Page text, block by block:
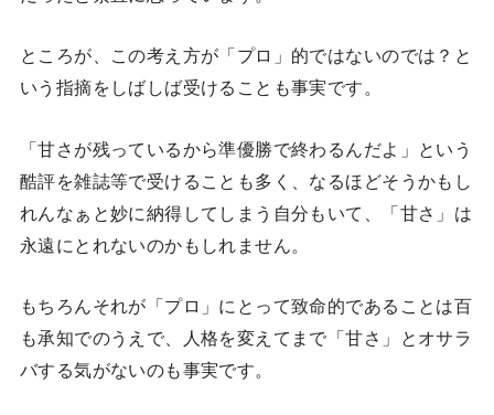
ところが、この考え方が「プロ」的ではないのでは？と
いう指摘をしばしば受けることも事実です。
「甘さが残っているから準優勝で終わるんだよ」という
酷評を雑誌等で受けることも多く、なるほどそうかもし
れんなぁと妙に納得してしまう自分もいて、「甘さ」は
永遠にとれないのかもしれません。
もちろんそれが「プロ」にとって致命的であることは百
も承知でのうえで、人格を変えてまで「甘さ」とオサラ
バする気がないのも事実です。